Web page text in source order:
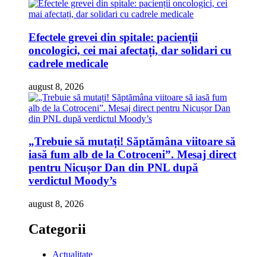
Efectele grevei din spitale: pacienții
oncologici, cei mai afectați, dar solidari cu
cadrele medicale
august 8, 2026
„Trebuie să mutați! Săptămâna viitoare să
iasă fum alb de la Cotroceni”. Mesaj direct
pentru Nicușor Dan din PNL după
verdictul Moody’s
august 8, 2026
Categorii
Actualitate